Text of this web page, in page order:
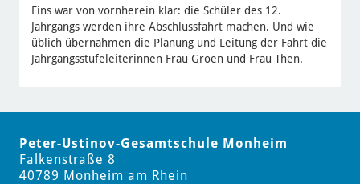
Eins war von vornherein klar: die Schüler des 12.
Jahrgangs werden ihre Abschlussfahrt machen. Und wie
üblich übernahmen die Planung und Leitung der Fahrt die
Jahrgangsstufeleiterinnen Frau Groen und Frau Then.
Peter-Ustinov-Gesamtschule Monheim
Falkenstraße 8
40789 Monheim am Rhein